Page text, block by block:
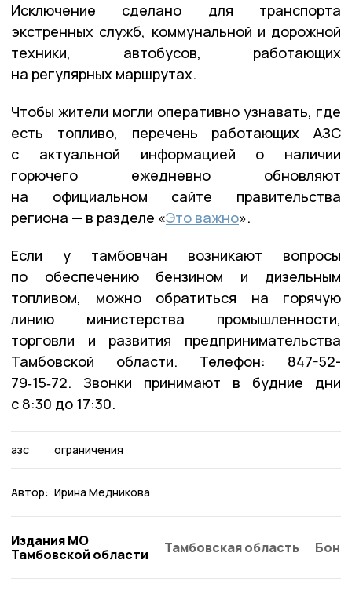
Исключение сделано для транспорта
экстренных служб, коммунальной и дорожной
техники, автобусов, работающих
на регулярных маршрутах.
Чтобы жители могли оперативно узнавать, где
есть топливо, перечень работающих АЗС
с актуальной информацией о наличии
горючего ежедневно обновляют
на официальном сайте правительства
региона — в разделе «Это важно».
Если у тамбовчан возникают вопросы
по обеспечению бензином и дизельным
топливом, можно обратиться на горячую
линию министерства промышленности,
торговли и развития предпринимательства
Тамбовской области. Телефон: 847-52-
79‑15‑72. Звонки принимают в будние дни
с 8:30 до 17:30.
азс ограничения
Автор: Ирина Медникова
Издания МО
Тамбовской области
Тамбовская область